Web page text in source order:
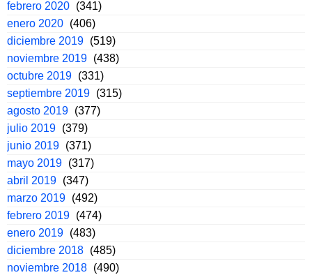
febrero 2020 (341)
enero 2020 (406)
diciembre 2019 (519)
noviembre 2019 (438)
octubre 2019 (331)
septiembre 2019 (315)
agosto 2019 (377)
julio 2019 (379)
junio 2019 (371)
mayo 2019 (317)
abril 2019 (347)
marzo 2019 (492)
febrero 2019 (474)
enero 2019 (483)
diciembre 2018 (485)
noviembre 2018 (490)